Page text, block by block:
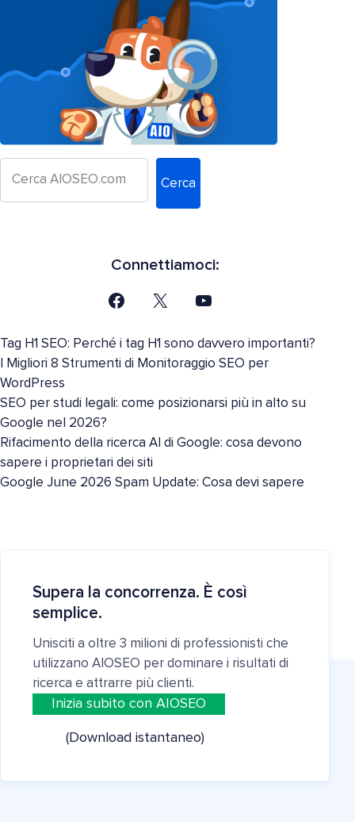
Cerca
Connettiamoci:
Tag H1 SEO: Perché i tag H1 sono davvero importanti?
I Migliori 8 Strumenti di Monitoraggio SEO per
WordPress
SEO per studi legali: come posizionarsi più in alto su
Google nel 2026?
Rifacimento della ricerca AI di Google: cosa devono
sapere i proprietari dei siti
Google June 2026 Spam Update: Cosa devi sapere
Supera la concorrenza. È così
semplice.
Unisciti a oltre 3 milioni di professionisti che
utilizzano AIOSEO per dominare i risultati di
ricerca e attrarre più clienti.
Inizia subito con AIOSEO
(Download istantaneo)